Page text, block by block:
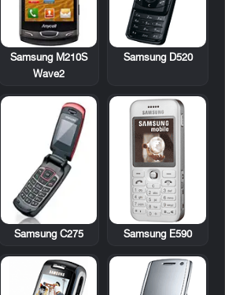
Samsung D520
Samsung M210S
Wave2
Samsung E590
Samsung C275